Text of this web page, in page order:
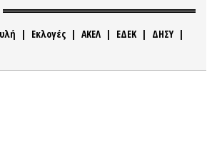
| Εκλογές | ΑΚΕΛ | ΕΔΕΚ | ΔΗΣΥ |